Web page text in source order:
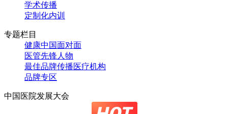
学术传播
定制化内训
专题栏目
健康中国面对面
医管先锋人物
最佳品牌传播医疗机构
品牌专区
中国医院发展大会